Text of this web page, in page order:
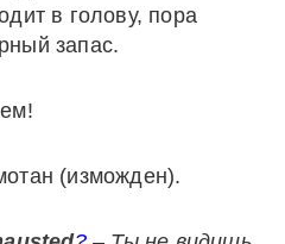
в голову, пора
запас.
(изможден).